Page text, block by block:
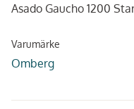
Asado Gaucho 1200
Varumärke
Omberg